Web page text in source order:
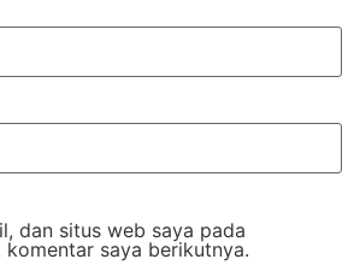
dan situs web saya pada
saya berikutnya.